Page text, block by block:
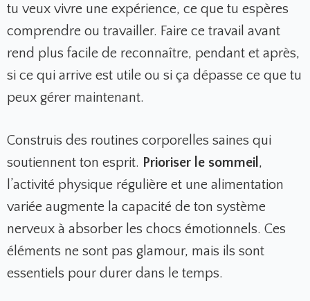
tu veux vivre une expérience, ce que tu espères
comprendre ou travailler. Faire ce travail avant
rend plus facile de reconnaître, pendant et après,
si ce qui arrive est utile ou si ça dépasse ce que tu
peux gérer maintenant.
Construis des routines corporelles saines qui
soutiennent ton esprit. Prioriser le sommeil ,
l’activité physique régulière et une alimentation
variée augmente la capacité de ton système
nerveux à absorber les chocs émotionnels. Ces
éléments ne sont pas glamour, mais ils sont
essentiels pour durer dans le temps.